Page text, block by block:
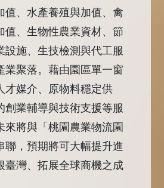
值、水產養殖與加值、禽
值、生物性農業資材、節
設施、生技檢測與代工服
業聚落。藉由園區單一窗
才媒介、原物料穩定供
創業輔導與技術支援等服
來將與「桃園農業物流園
聯，預期將可大幅提升進
臺灣、拓展全球商機之成